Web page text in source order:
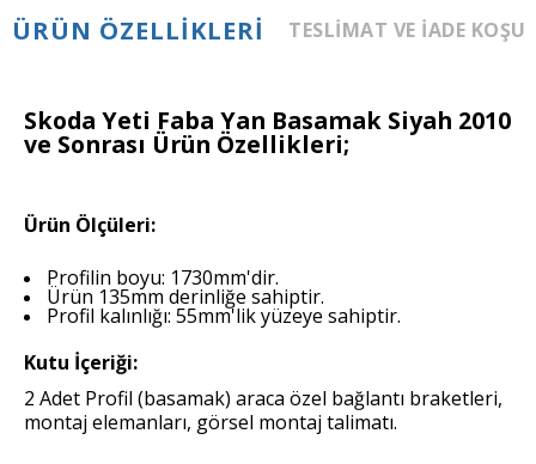
ÜRÜN ÖZELLIKLERI TESLIMAT VE İADE
Skoda Yeti Faba Yan Basamak Siyah 2010
ve Sonrası Ürün Özellikleri;
Ürün Ölçüleri:
Profilin boyu: 1730mm'dir.
Ürün 135mm derinliğe sahiptir.
Profil kalınlığı: 55mm'lik yüzeye sahiptir.
Kutu İçeriği:
2 Adet Profil (basamak) araca özel bağlantı braketleri,
montaj elemanları, görsel montaj talimatı.